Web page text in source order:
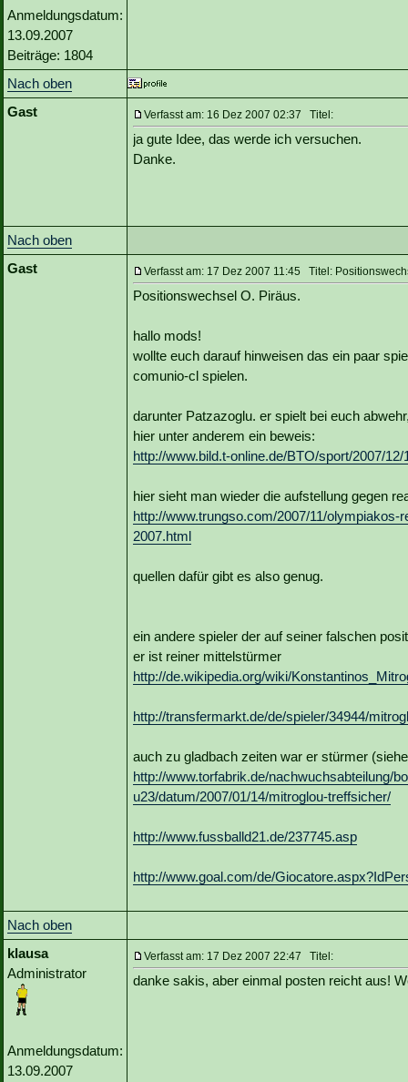
Anmeldungsdatum:
13.09.2007
Beiträge: 1804
Nach oben
Gast
Verfasst am: 16 Dez 2007 02:37 Titel:
ja gute Idee, das werde ich versuchen.
Danke.
Nach oben
Gast
Verfasst am: 17 Dez 2007 11:45 Titel:
Positionswechsel O. Piräus.
hallo mods!
wollte euch darauf hinweisen das ein paar
comunio-cl spielen.
darunter Patzazoglu. er spielt bei euch
hier unter anderem ein beweis:
http://www.bild.t-online.de/BTO/sport/2007/
hier sieht man wieder die aufstellung gegen
http://www.trungso.com/2007/11/
2007.html
quellen dafür gibt es also genug.
ein andere spieler der auf seiner falschen
er ist reiner mittelstürmer
http://de.wikipedia.org/wiki/
http://transfermarkt.de/de/spieler/34944/
auch zu gladbach zeiten war er stürmer
http://www.torfabrik.de/nachwuchsabteilung/
u23/datum/2007/01/14/mitroglou-treffsicher/
http://www.fussballd21.de/237745.asp
http://www.goal.com/de/
Nach oben
klausa
Administrator
Anmeldungsdatum:
13.09.2007
Verfasst am: 17 Dez 2007 22:47 Titel:
danke sakis, aber einmal posten reicht aus!